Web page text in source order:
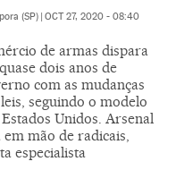
(SP) | OCT 27, 2020 - 08:40
de armas dispara
dois anos de
com as mudanças
seguindo o modelo
Unidos. Arsenal
em mão de radicais,
especialista